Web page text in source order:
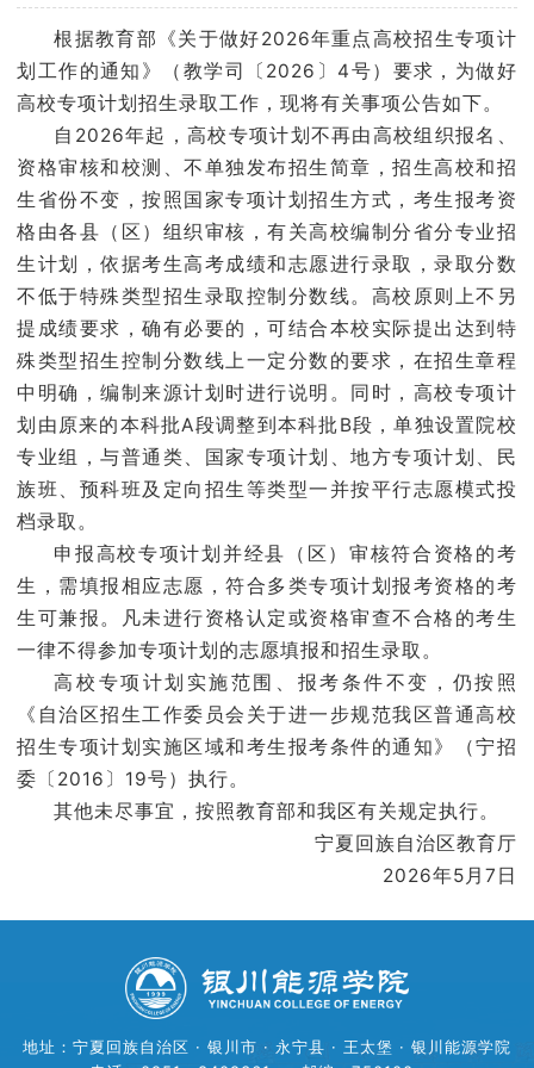
学院官网
根据教育部《关于做好2026年重点高校招生专项计
划工作的通知》（教学司〔2026〕4号）要求，为做好
高校专项计划招生录取工作，现将有关事项公告如下。
自2026年起，高校专项计划不再由高校组织报名、
资格审核和校测、不单独发布招生简章，招生高校和招
生省份不变，按照国家专项计划招生方式，考生报考资
格由各县（区）组织审核，有关高校编制分省分专业招
生计划，依据考生高考成绩和志愿进行录取，录取分数
不低于特殊类型招生录取控制分数线。高校原则上不另
提成绩要求，确有必要的，可结合本校实际提出达到特
殊类型招生控制分数线上一定分数的要求，在招生章程
中明确，编制来源计划时进行说明。同时，高校专项计
划由原来的本科批A段调整到本科批B段，单独设置院校
专业组，与普通类、国家专项计划、地方专项计划、民
族班、预科班及定向招生等类型一并按平行志愿模式投
档录取。
申报高校专项计划并经县（区）审核符合资格的考
生，需填报相应志愿，符合多类专项计划报考资格的考
生可兼报。凡未进行资格认定或资格审查不合格的考生
一律不得参加专项计划的志愿填报和招生录取。
高校专项计划实施范围、报考条件不变，仍按照
《自治区招生工作委员会关于进一步规范我区普通高校
招生专项计划实施区域和考生报考条件的通知》（宁招
委〔2016〕19号）执行。
其他未尽事宜，按照教育部和我区有关规定执行。
宁夏回族自治区教育厅
2026年5月7日
地址：宁夏回族自治区 · 银川市 · 永宁县 · 王太堡 · 银川能源学院